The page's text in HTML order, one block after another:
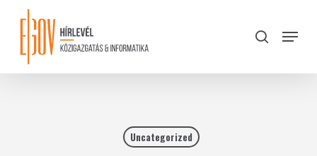
content
search
Menu
Uncategorized
Close